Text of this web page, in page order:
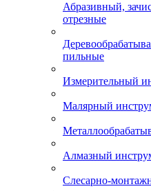
Абразивный,
отрезные
пильные
Измерительный
Малярный
Алмазный
Слесарно-